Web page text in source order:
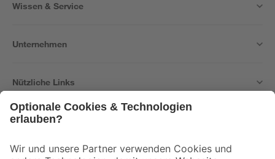
Wissen & Service
Unternehmen
Nützliche Links
Der toom Newsletter: Keine Angebote und Aktionen mehr verpassen!